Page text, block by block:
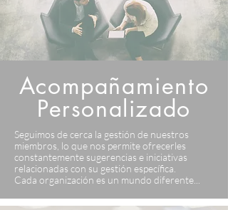
Acompañamiento
Personalizado
Seguimos de cerca la gestión de nuestros
miembros, lo que nos permite ofrecerles
constantemente sugerencias e iniciativas
relacionadas con su gestión específica.
Cada organización es un mundo diferente...